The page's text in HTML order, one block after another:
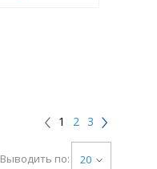
1 2 3
Выводить по: 20